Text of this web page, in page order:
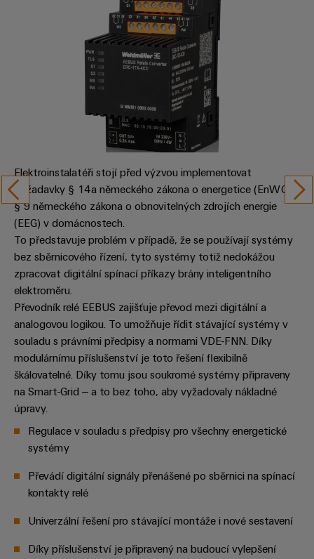
systémy
skladování
energie
oblasti
větrné
energie
Vodík
Vodík
jako
klíčová
technologie
pro
energetickou
transformaci
Výrobci
zařízení
Inovativní
pro
Železnice
Moderní
a
řešení
klimaticky
oblasti
konektorů
Výrobce
originálního
(OEM)
průmyslové
Vzdálený
přístup
Platforma
průmyslových
easyConnect
Pracoviště
a příslušenství
Nářadí
Automatické
stroje
Software
Štítky
Průmyslové
tiskárny
Průmyslové
osvětlení
Infrastruktura
skříněk
Elektroinstalatéři stojí před výzvou implementovat
požadavky § 14a německého zákona o energetice (EnWG) a
§ 9 německého zákona o obnovitelných zdrojích energie
(EEG) v domácnostech.
To představuje problém v případě, že se používají systémy
bez sběrnicového řízení, tyto systémy totiž nedokážou
zpracovat digitální spínací příkazy brány inteligentního
elektroměru.
Převodník relé EEBUS zajišťuje převod mezi digitální a
analogovou logikou. To umožňuje řídit stávající systémy v
souladu s právními předpisy a normami VDE-FNN. Díky
modulárnímu příslušenství je toto řešení flexibilně
škálovatelné. Díky tomu jsou soukromé systémy připraveny
na Smart-Grid – a to bez toho, aby vyžadovaly nákladné
úpravy.
Regulace v souladu s předpisy pro všechny energetické
systémy
Převádí digitální signály přenášené po sběrnici na spínací
kontakty relé
Univerzální řešení pro stávající montáže i nové sestavení
Díky příslušenství je připravený na budoucí vylepšení